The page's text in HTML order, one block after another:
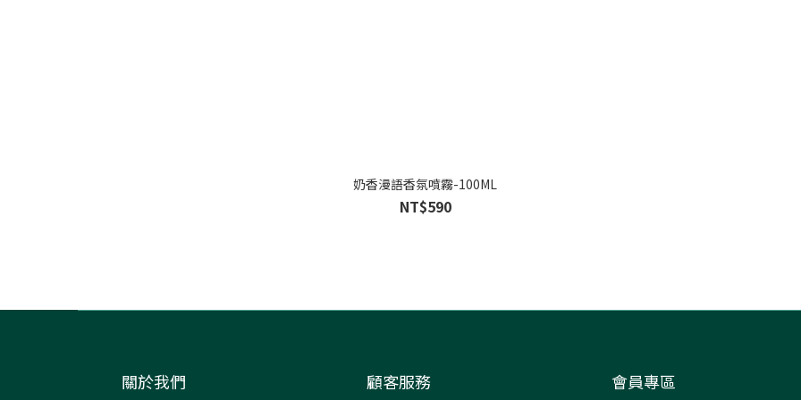
奶香漫語香氛噴霧-100ML
NT$590
關於我們 顧客服務 會員專區